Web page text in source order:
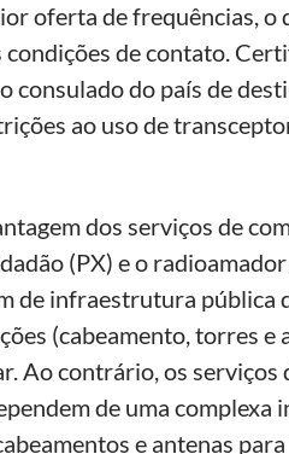
oferta de frequências, o
condições de contato.
consulado do país de
ao uso de
dos serviços de
(PX) e o radioamador
de infraestrutura pública
(cabeamento, torres e
Ao contrário, os serviços
de uma complexa
e antenas